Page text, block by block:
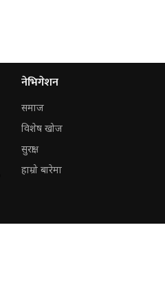
नेभिगेशन
समाज
विशेष खोज
सुरक्षा
हाम्रो बारेमा